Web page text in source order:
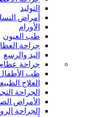
التوليد
أمراض
الأورام
طب العيون
جراحة
اليد والرسغ
جراحة
طب
العلاج
الجراحة
الأمراض
الجراحة